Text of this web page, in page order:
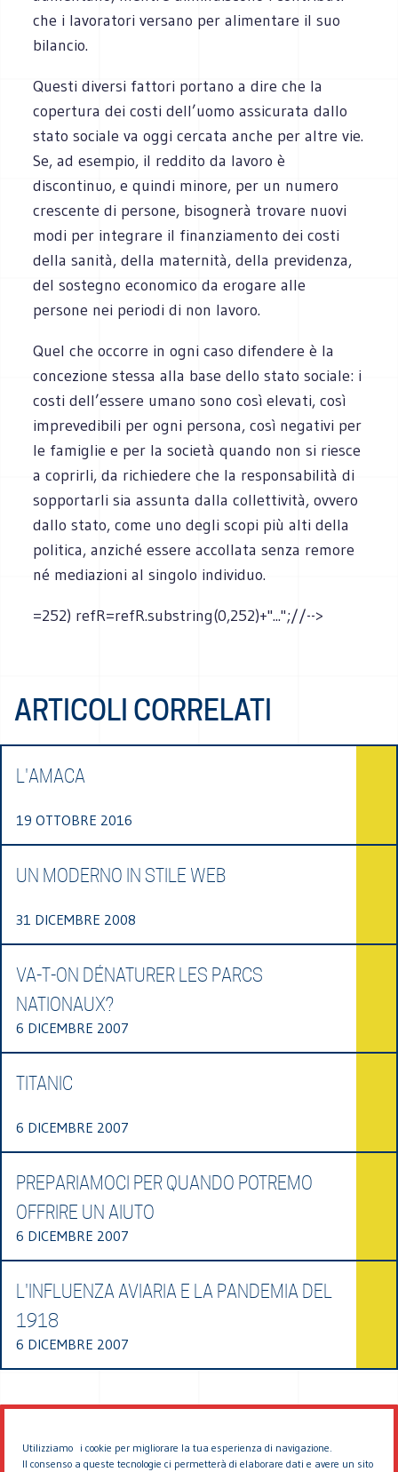
Utilizziamo i cookie per migliorare la tua esperienza di navigazione.
Il consenso a queste tecnologie ci permetterà di elaborare dati e avere un sito
che i lavoratori versano per alimentare il suo
bilancio.
Questi diversi fattori portano a dire che la
copertura dei costi dell’uomo assicurata dallo
stato sociale va oggi cercata anche per altre vie.
Se, ad esempio, il reddito da lavoro è
discontinuo, e quindi minore, per un numero
crescente di persone, bisognerà trovare nuovi
modi per integrare il finanziamento dei costi
della sanità, della maternità, della previdenza,
del sostegno economico da erogare alle
persone nei periodi di non lavoro.
Quel che occorre in ogni caso difendere è la
concezione stessa alla base dello stato sociale: i
costi dell’essere umano sono così elevati, così
imprevedibili per ogni persona, così negativi per
le famiglie e per la società quando non si riesce
a coprirli, da richiedere che la responsabilità di
sopportarli sia assunta dalla collettività, ovvero
dallo stato, come uno degli scopi più alti della
politica, anziché essere accollata senza remore
né mediazioni al singolo individuo.
=252) refR=refR.substring(0,252)+"...";//-->
ARTICOLI CORRELATI
L'AMACA
19 OTTOBRE 2016
UN MODERNO IN STILE WEB
31 DICEMBRE 2008
VA-T-ON DÉNATURER LES PARCS
NATIONAUX?
6 DICEMBRE 2007
TITANIC
6 DICEMBRE 2007
PREPARIAMOCI PER QUANDO POTREMO
OFFRIRE UN AIUTO
6 DICEMBRE 2007
L'INFLUENZA AVIARIA E LA PANDEMIA DEL
1918
6 DICEMBRE 2007